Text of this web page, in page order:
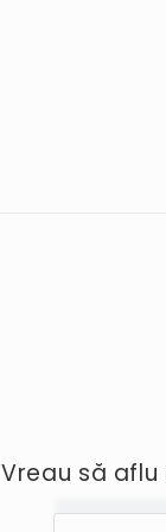
Vreau să